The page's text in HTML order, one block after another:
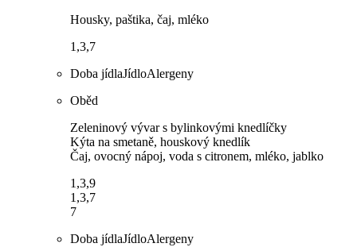
Housky, paštika, čaj, mléko
1,3,7
Doba jídlaJídloAlergeny
Oběd
Zeleninový vývar s bylinkovými knedlíčky
Kýta na smetaně, houskový knedlík
Čaj, ovocný nápoj, voda s citronem, mléko, jablko
1,3,9
1,3,7
7
Doba jídlaJídloAlergeny